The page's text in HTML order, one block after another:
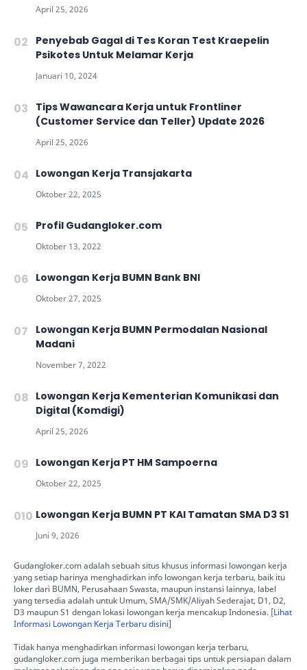
Penyebab Gagal di Tes Koran Test Kraepelin
Psikotes Untuk Melamar Kerja
Tips Wawancara Kerja untuk Frontliner
(Customer Service dan Teller) Update 2026
Lowongan Kerja Transjakarta
Profil Gudangloker.com
Lowongan Kerja BUMN Bank BNI
Lowongan Kerja BUMN Permodalan Nasional
Madani
Lowongan Kerja Kementerian Komunikasi dan
Digital (Komdigi)
Lowongan Kerja PT HM Sampoerna
Lowongan Kerja BUMN PT KAI Tamatan SMA D3 S1
Gudangloker.com adalah sebuah situs khusus informasi lowongan kerja
yang setiap harinya menghadirkan info lowongan kerja terbaru, baik itu
loker dari BUMN, Perusahaan Swasta, maupun instansi lainnya, label
yang tersedia adalah untuk Umum, SMA/SMK/Aliyah Sederajat, D1, D2,
D3 maupun S1 dengan lokasi lowongan kerja mencakup Indonesia. [Lihat
Informasi Lowongan Kerja Terbaru disini]
Tidak hanya menghadirkan informasi lowongan kerja terbaru,
gudangloker.com juga memberikan berbagai tips untuk persiapan dalam